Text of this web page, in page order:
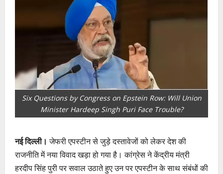
Six Questions by Congress on Epstein Row: Will Union
Minister Hardeep Singh Puri Face Trouble?
नई दिल्ली। जेफरी एपस्टीन से जुड़े दस्तावेजों को लेकर देश की
राजनीति में नया विवाद खड़ा हो गया है। कांग्रेस ने केंद्रीय मंत्री
हरदीप सिंह पुरी पर सवाल उठाते हुए उन पर एपस्टीन के साथ संबंधों की